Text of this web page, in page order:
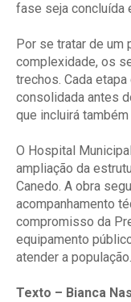
fase seja concluída
Por se tratar de um
complexidade, os
trechos. Cada
consolidada antes
que incluirá
O Hospital
ampliação da
Canedo. A obra
acompanhamento
compromisso da
equipamento
atender a população.
Texto – Bianca